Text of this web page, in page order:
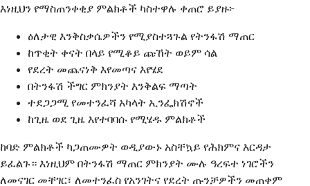
እነዚህን የማስጠንቀቂያ ምልክቶች ካስተዋሉ ቀጠሮ ይያዙ፦
ዕለታዊ እንቅስቃሴዎችን የሚያስተጓጉል የትንፋሽ ማጠር
ከጥቂት ቀናት በላይ የሚቆይ ጩኸት ወይም ሳል
የደረት መጨናነቅ እየመጣና እየሄደ
በትንፋሽ ችግር ምክንያት እንቅልፍ ማጣት
ተደጋጋሚ የመተንፈሻ አካላት ኢንፌክሽኖች
ከጊዜ ወደ ጊዜ እየተባባሱ የሚሄዱ ምልክቶች
ከባድ ምልክቶች ካጋጠሙዎት ወዲያውኑ አስቸኳይ የሕክምና እርዳታ
ይፈልጉ። እነዚህም በትንፋሽ ማጠር ምክንያት ሙሉ ዓረፍተ ነገሮችን
ለመናገር መቸገር፣ ለመተንፈስ የአንገትና የደረት ጡንቻዎችን መጠቀም